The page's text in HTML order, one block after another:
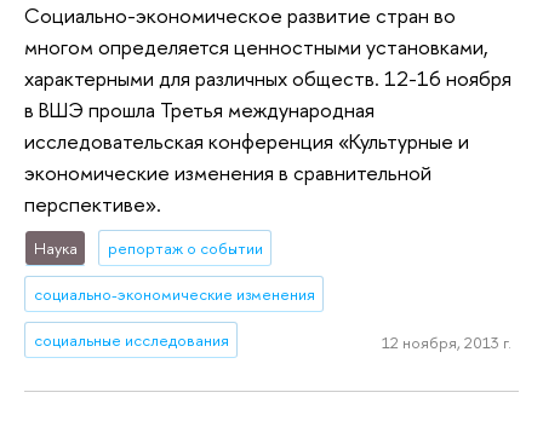
Социально-экономическое развитие стран во
многом определяется ценностными установками,
характерными для различных обществ. 12-16 ноября
в ВШЭ прошла Третья международная
исследовательская конференция «Культурные и
экономические изменения в сравнительной
перспективе».
Наука репортаж о событии
социально-экономические изменения
социальные исследования 12 ноября, 2013 г.